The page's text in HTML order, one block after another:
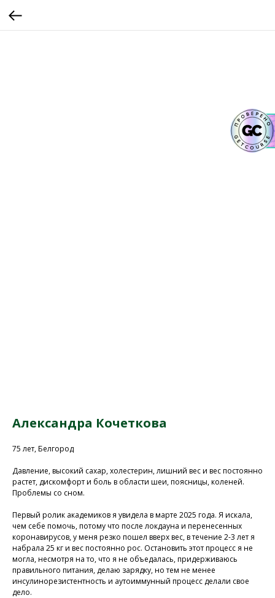
Александра Кочеткова
75 лет, Белгород
Давление, высокий сахар, холестерин, лишний вес и вес постоянно
растет, дискомфорт и боль в области шеи, поясницы, коленей.
Проблемы со сном.
Первый ролик академиков я увидела в марте 2025 года. Я искала,
чем себе помочь, потому что после локдауна и перенесенных
коронавирусов, у меня резко пошел вверх вес, в течение 2-3 лет я
набрала 25 кг и вес постоянно рос. Остановить этот процесс я не
могла, несмотря на то, что я не объедалась, придерживаюсь
правильного питания, делаю зарядку, но тем не менее
инсулинорезистентность и аутоиммунный процесс делали свое
дело.